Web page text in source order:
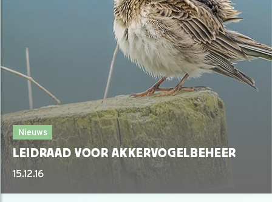
Nieuws
LEIDRAAD VOOR AKKERVOGELBEHEER
15.12.16